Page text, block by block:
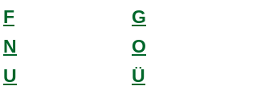
F
G
N
O
U
Ü